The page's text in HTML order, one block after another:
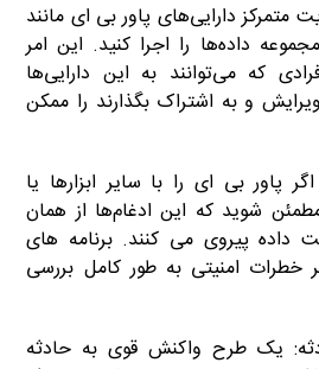
متمرکز دارایی‌های پاور بی ای مانند
داده‌ها را اجرا کنید. این امر
که می‌توانند به این دارایی‌ها
و به اشتراک بگذارند را ممکن
پاور بی ای را با سایر ابزارها یا
شوید که این ادغام‌ها از همان
داده پیروی می کنند. برنامه های
امنیتی به طور کامل بررسی
یک طرح واکنش قوی به حادثه